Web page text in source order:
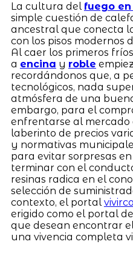
La cultura del fuego
simple cuestión de
ancestral que conecta
con los pisos modernos
Al caer los primeros
a encina y roble
recordándonos que, a
tecnológicos, nada
atmósfera de una
embargo, para el
enfrentarse al mercado
laberinto de precios
y normativas
para evitar sorpresas
terminar con el
resinas radica en el
selección de
contexto, el portal
erigido como el portal
que desean encontrar
una vivencia completa